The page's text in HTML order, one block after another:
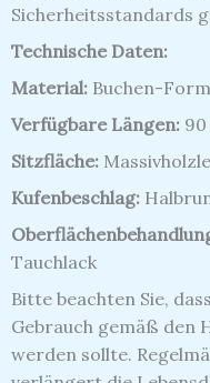
Sicherheitsstandards
Technische Daten:
Material: Buchen-
Verfügbare Längen: 90
Sitzfläche:
Kufenbeschlag:
Tauchlack
Bitte beachten Sie,
Gebrauch gemäß den
werden sollte.